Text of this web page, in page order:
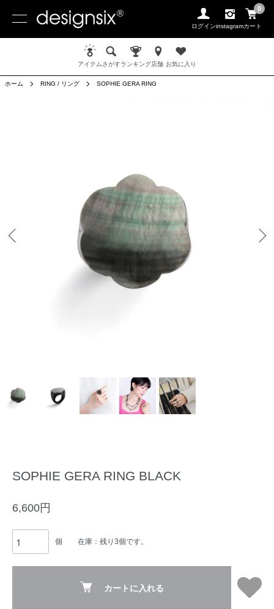
ログインinstagram
0
カート
アイテムさがすランキング店舗 お気に入り
ホーム RING / リング SOPHIE GERA RING
SOPHIE GERA RING BLACK
6,600円
個 在庫：残り3個です。
カートに入れる